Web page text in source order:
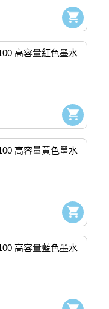
高容量紅色墨水
高容量黃色墨水
高容量藍色墨水